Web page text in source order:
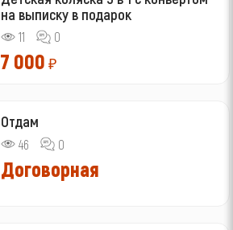
на выписку в подарок
11 0
7 000 ₽
Отдам
46 0
Договорная